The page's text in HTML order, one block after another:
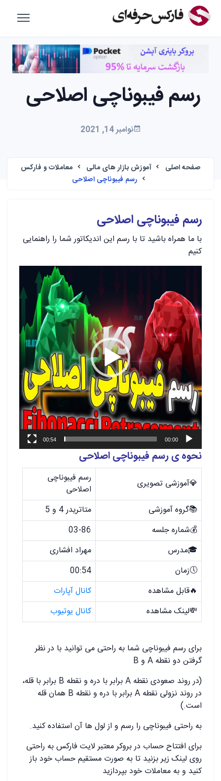
رسم فیبوناچی اصلاحی
نوامبر 14, 2021
صفحه اصلی آموزش بازار های مالی
معاملات و فارکس
رسم فیبوناچی اصلاحی
رسم فیبوناچی اصلاحی
با ما همراه باشید تا با رسم این اندیکاتور شما را راهنمایی
کنیم
00:00
00:54
نحوه ی رسم فیبوناچی اصلاحی
💎آموزشی تصویری
رسم فیبوناچی
اصلاحی
📚گروه آموزشی
متاتریدر 4 و 5
💰شماره جلسه
03-86
🎓مدرس
مهراد افشاری
🕔زمان
00:54
🔥قابل مشاهده
کانال آپارات
💸لینک مشاهده
کانال یوتیوب
برای رسم فیبوناچی شما به راحتی می توانید با در نظر
گرفتن دو نقطه A و B
(در روند صعودی نقطه A برابر با دره و نقطه B برابر با قله،
در روند نزولی نقطه A برابر با دره و نقطه B همان قله
است.)
به راحتی فیبوناچی را رسم و از لول ها آن استفاده کنید.
برای افتتاح حساب در بروکر معتبر لایت فارکس به راحتی
روی لینک زیر بزنید تا به صورت مستقیم حساب خود باز
کنید و به معاملات خود بپردازید